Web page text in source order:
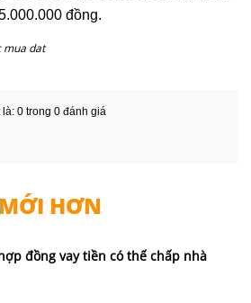
đồng.
mua dat
0 trong 0 đánh giá
HƠN
đồng vay tiền có thế chấp nhà